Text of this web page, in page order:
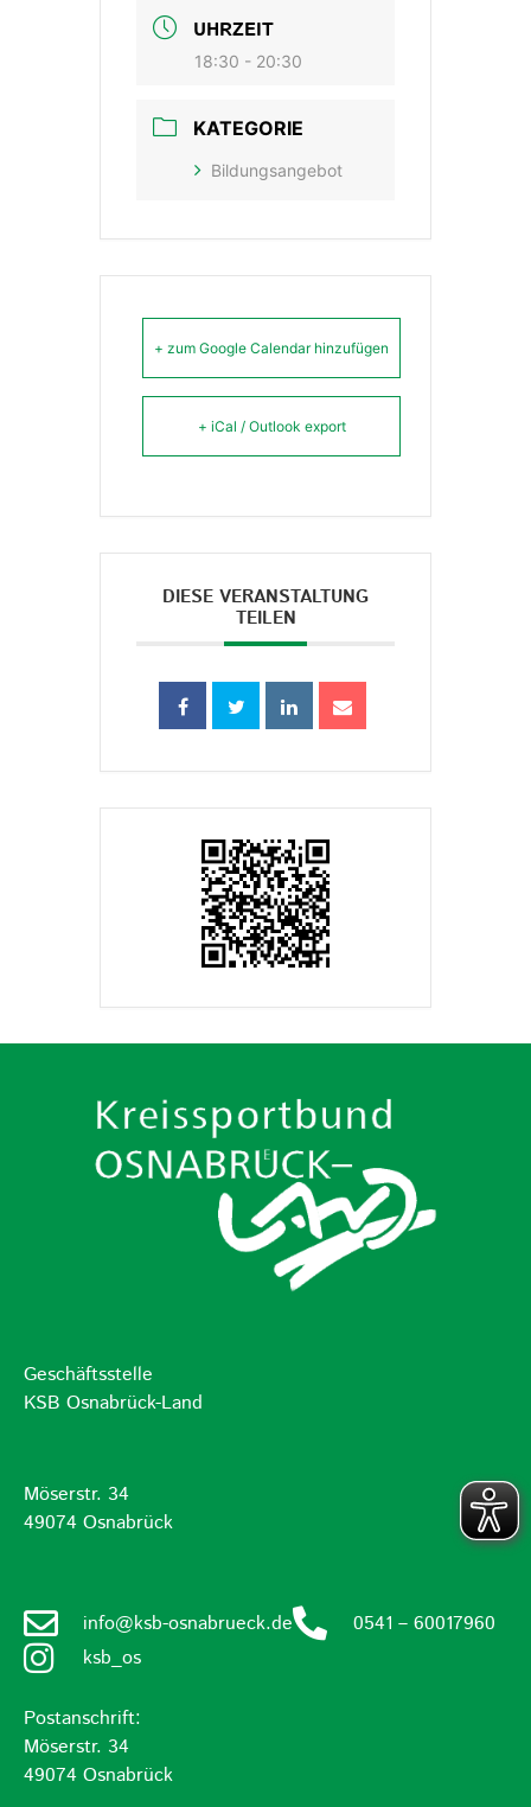
UHRZEIT
18:30 - 20:30
KATEGORIE
Bildungsangebot
+ zum Google Calendar hinzufügen
+ iCal / Outlook export
DIESE VERANSTALTUNG
TEILEN
Geschäftsstelle
KSB Osnabrück-Land
Möserstr. 34
49074 Osnabrück
info@ksb-osnabrueck.de
0541 – 60017960
ksb_os
Postanschrift:
Möserstr. 34
49074 Osnabrück